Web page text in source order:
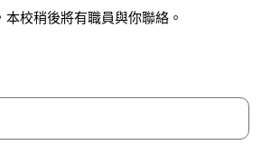
校稍後將有職員與你聯絡。